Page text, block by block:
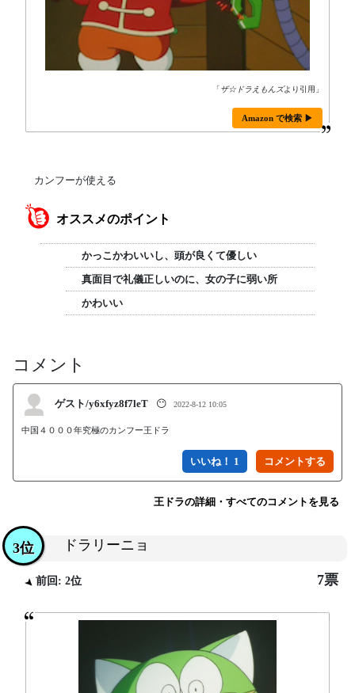
「ザ☆ドラえもんズより引用」
Amazon で検索 ▶
カンフーが使える
オススメのポイント
かっこかわいいし、頭が良くて優しい
真面目で礼儀正しいのに、女の子に弱い所
かわいい
コメント
ゲスト/y6xfyz8f7leT 😶 2022-8-12 10:05
中国４０００年究極のカンフー王ドラ
いいね！ 1
王ドラの詳細・すべてのコメントを見る
ドラリーニョ
3位
前回: 2位 7票